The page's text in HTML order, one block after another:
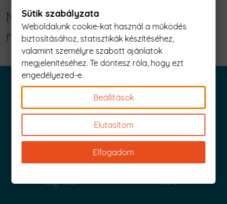
Nincs találat erre: "aki egyszer
mavses... Férfi Póló"
Iratkozz fel és küldjük is az 1000 Ft értékű kuponod!
Nagy tétel Csere
Sütik szabályzata
Weboldalunk cookie-kat használ a működés
biztosításához, statisztikák készítéséhez,
valamint személyre szabott ajánlatok
megjelenítéséhez. Te döntesz róla, hogy ezt
engedélyezed-e.
Beállítások
Elutasítom
Elfogadom